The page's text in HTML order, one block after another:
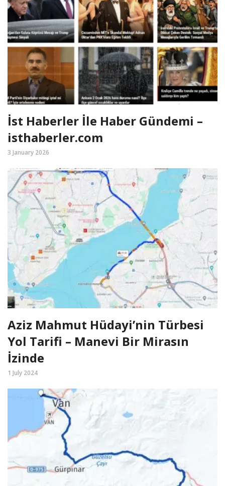
İst Haberler İle Haber Gündemi –
isthaberler.com
3 January 2026
Aziz Mahmut Hüdayi’nin Türbesi
Yol Tarifi – Manevi Bir Mirasın
İzinde
1 July 2024